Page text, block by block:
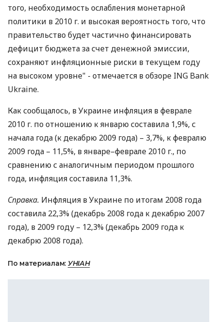
того, необходимость ослабления монетарной
политики в 2010 г. и высокая вероятность того, что
правительство будет частично финансировать
дефицит бюджета за счет денежной эмиссии,
сохраняют инфляционные риски в текущем году
на высоком уровне" - отмечается в обзоре ING Bank
Ukraine.
Как сообщалось, в Украине инфляция в феврале
2010 г. по отношению к январю составила 1,9%, с
начала года (к декабрю 2009 года) – 3,7%, к февралю
2009 года – 11,5%, в январе–феврале 2010 г., по
сравнению с аналогичным периодом прошлого
года, инфляция составила 11,3%.
Справка. Инфляция в Украине по итогам 2008 года
составила 22,3% (декабрь 2008 года к декабрю 2007
года), в 2009 году – 12,3% (декабрь 2009 года к
декабрю 2008 года).
По материалам: УНІАН